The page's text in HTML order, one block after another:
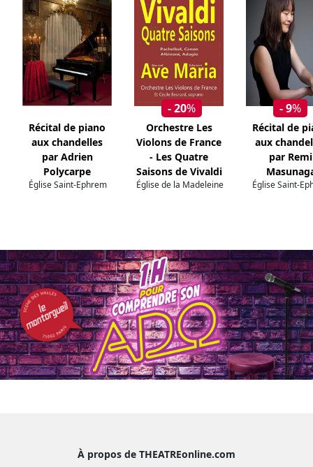
Récital de piano
aux chandelles
par Adrien
Polycarpe
Église Saint-Ephrem
- 20%
Orchestre Les
Violons de France
- Les Quatre
Saisons de Vivaldi
Église de la Madeleine
- 9%
Récital de
aux
par Remi
Église Saint-
À propos de THEATREonline.com